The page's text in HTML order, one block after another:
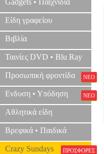
Gadgets • Παιχνίδια
Είδη γραφείου
Βιβλία
Ταινίες DVD • Blu Ray
Προσωπική φροντίδα ΝΕΟ
Ενδυση • Υπόδηση ΝΕΟ
Αθλητικά είδη
Βρεφικά • Παιδικά
Crazy Sundays ΠΡΟΣΦΟΡΕΣ